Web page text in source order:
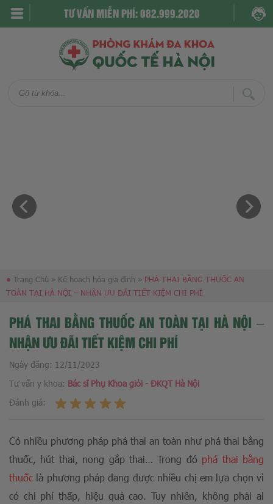
TƯ VẤN MIỄN PHÍ: 082.999.2020
● Trang Chủ » Kế hoạch hóa gia đình » PHÁ THAI BẰNG THUỐC AN
TOÀN TẠI HÀ NỘI – NHẬN ƯU ĐÃI TIẾT KIỆM CHI PHÍ
PHÁ THAI BẰNG THUỐC AN TOÀN TẠI HÀ NỘI –
NHẬN ƯU ĐÃI TIẾT KIỆM CHI PHÍ
Ngày đăng: 12/11/2023
Tư vấn y khoa: Bác sĩ Phụ Khoa giỏi - ĐKQT Hà Nội
Đánh giá:
Có nhiều phương pháp phá thai an toàn như phá thai bằng
thuốc, hút thai, nong gắp thai… Trong đó phá thai bằng
thuốc là phương pháp đang được nhiều chị em lựa chọn vì
có chi phí thấp, hiệu quả cao. Tuy nhiên, không phải ai